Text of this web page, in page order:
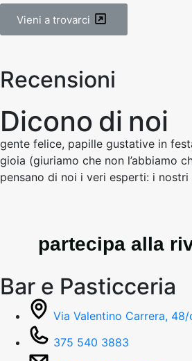
Vieni a trovarci
Recensioni
Dicono di noi
gente felice, papille gustative in
gioia (giuriamo che non l’abbiamo
pensano di noi i veri esperti: i nostri
partecipa alla
Bar e Pasticceria
Via Valentino Carrera,
375 540 3883